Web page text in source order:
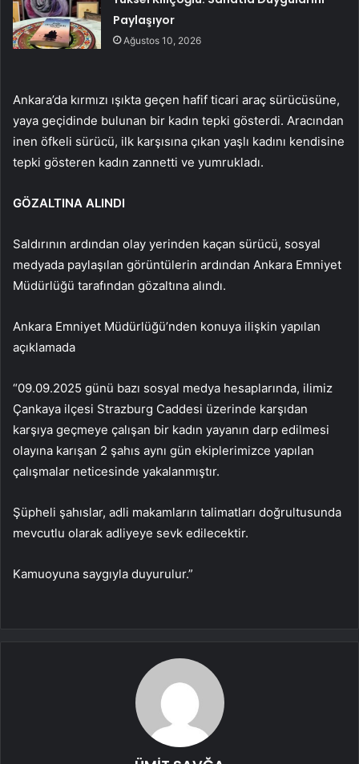
Paylaşıyor
Ağustos 10, 2026
Ankara’da kırmızı ışıkta geçen hafif ticari araç sürücüsüne,
yaya geçidinde bulunan bir kadın tepki gösterdi. Aracından
inen öfkeli sürücü, ilk karşısına çıkan yaşlı kadını kendisine
tepki gösteren kadın zannetti ve yumrukladı.
GÖZALTINA ALINDI
Saldırının ardından olay yerinden kaçan sürücü, sosyal
medyada paylaşılan görüntülerin ardından Ankara Emniyet
Müdürlüğü tarafından gözaltına alındı.
Ankara Emniyet Müdürlüğü’nden konuya ilişkin yapılan
açıklamada
“09.09.2025 günü bazı sosyal medya hesaplarında, ilimiz
Çankaya ilçesi Strazburg Caddesi üzerinde karşıdan
karşıya geçmeye çalışan bir kadın yayanın darp edilmesi
olayına karışan 2 şahıs aynı gün ekiplerimizce yapılan
çalışmalar neticesinde yakalanmıştır.
Şüpheli şahıslar, adli makamların talimatları doğrultusunda
mevcutlu olarak adliyeye sevk edilecektir.
Kamuoyuna saygıyla duyurulur.”